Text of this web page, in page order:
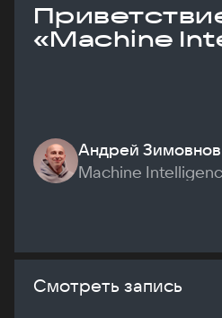
«Machine
Андрей Зимовнов
Machine
Смотреть запись